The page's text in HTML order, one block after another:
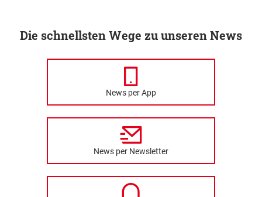
Die schnellsten Wege zu unseren News
News per App
News per Newsletter